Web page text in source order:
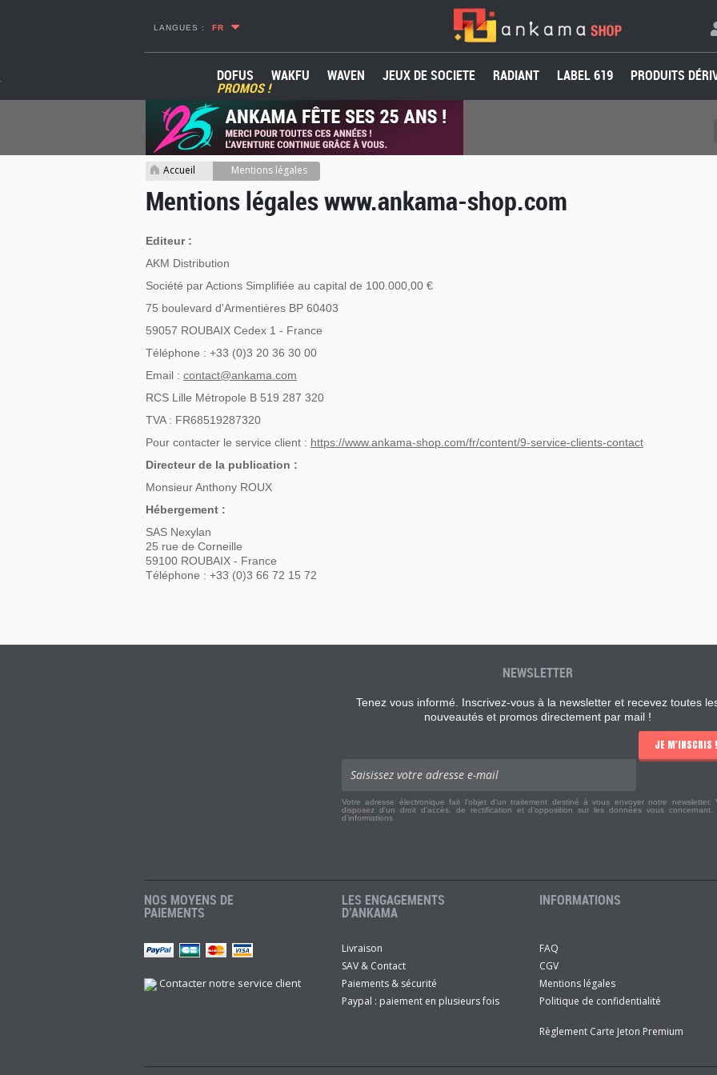
LANGUES : FR
DOFUS WAKFU WAVEN JEUX DE SOCIETE RADIANT LABEL 619 PRODUITS
PROMOS !
Accueil Mentions légales
Mentions légales www.ankama-shop.com
Editeur :
AKM Distribution
Société par Actions Simplifiée au capital de 100.000,00 €
75 boulevard d'Armentières BP 60403
59057 ROUBAIX Cedex 1 - France
Téléphone : +33 (0)3 20 36 30 00
Email : contact@ankama.com
RCS Lille Métropole B 519 287 320
TVA : FR68519287320
Pour contacter le service client : https://www.ankama-shop.com/fr/content/9-service-clients-contact
Directeur de la publication :
Monsieur Anthony ROUX
Hébergement :
SAS Nexylan
25 rue de Corneille
59100 ROUBAIX - France
Téléphone : +33 (0)3 66 72 15 72
NEWSLETTER
Tenez vous informé. Inscrivez-vous à la newsletter et recevez toutes
nouveautés et promos directement par mail !
JE M'INSCRIS !
Votre adresse électronique fait l'objet d'un traitement destiné à vous envoyer notre newsletter.
disposez d'un droit d'accès, de rectification et d'opposition sur les données vous concernant.
d'informations
NOS MOYENS DE
PAIEMENTS
Contacter notre service client
LES ENGAGEMENTS
D’ANKAMA
Livraison
SAV & Contact
Paiements & sécurité
Paypal : paiement en plusieurs fois
INFORMATIONS
FAQ
CGV
Mentions légales
Politique de confidentialité
Règlement Carte Jeton Premium